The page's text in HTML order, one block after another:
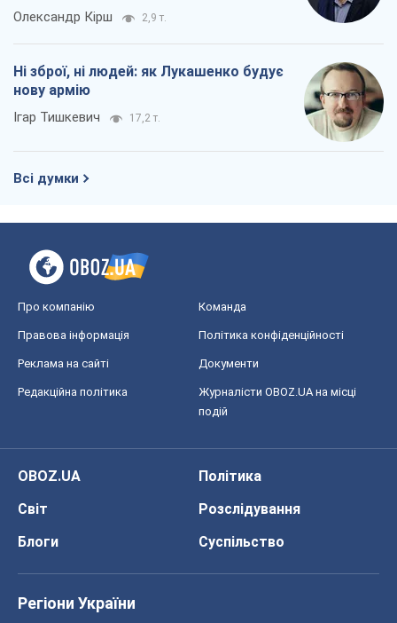
Олександр Кірш 2,9 т.
Ні зброї, ні людей: як Лукашенко будує
нову армію
Ігар Тишкевич 17,2 т.
Всі думки
Про компанію Команда
Правова інформація Політика конфіденційності
Реклама на сайті Документи
Редакційна політика
Журналісти OBOZ.UA на місці
подій
OBOZ.UA
Політика
Світ
Розслідування
Блоги
Суспільство
Регіони України